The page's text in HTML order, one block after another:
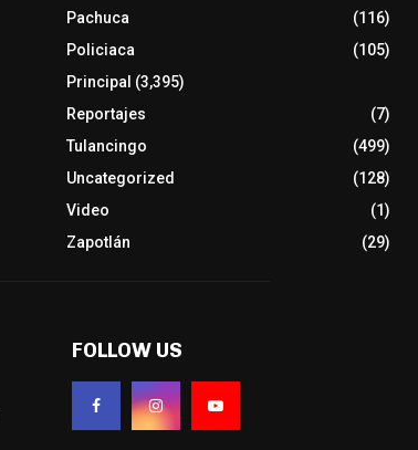
Pachuca
(116)
Policiaca
(105)
Principal (3,395)
Reportajes
(7)
Tulancingo
(499)
Uncategorized
(128)
Video
(1)
Zapotlán
(29)
FOLLOW US